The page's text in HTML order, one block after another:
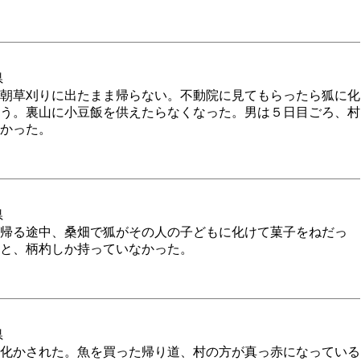
草刈りに出たまま帰らない。不動院に見てもらったら狐に化
。裏山に小豆飯を供えたらなくなった。男は５日目ごろ、村
った。
る途中、桑畑で狐がその人の子どもに化けて菓子をねだっ
、柄杓しか持っていなかった。
かされた。魚を買った帰り道、村の方が真っ赤になっている